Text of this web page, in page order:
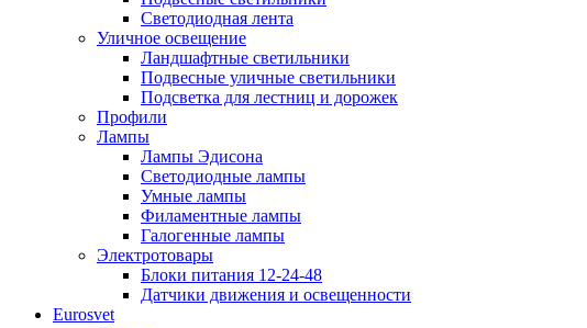
Светодиодная лента
Уличное освещение
Ландшафтные светильники
Подвесные уличные светильники
Подсветка для лестниц и дорожек
Профили
Лампы
Лампы Эдисона
Светодиодные лампы
Умные лампы
Филаментные лампы
Галогенные лампы
Электротовары
Блоки питания 12-24-48
Датчики движения и освещенности
Eurosvet